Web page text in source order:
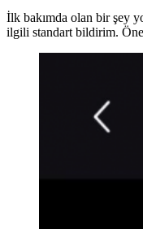
İlk bakımda olan bir şey
ilgili standart bildirim.